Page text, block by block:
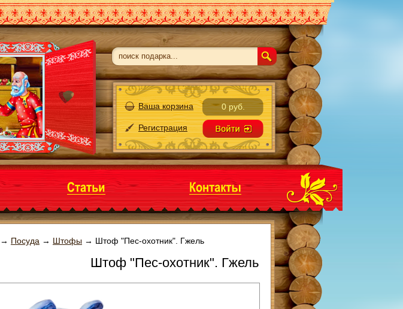
Ваша корзина 0 руб.
Регистрация
→ Посуда → Штофы → Штоф "Пес-охотник". Гжель
Штоф "Пес-охотник". Гжель